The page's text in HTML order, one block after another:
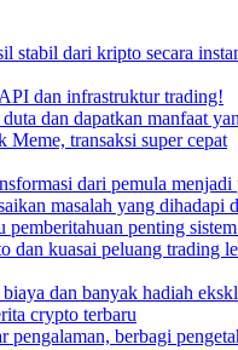
stabil dari kripto secara
dan infrastruktur trading!
duta dan dapatkan manfaat
Meme, transaksi super cepat
dari pemula menjadi
masalah yang dihadapi
pemberitahuan penting
dan kuasai peluang trading
dan banyak hadiah
crypto terbaru
pengalaman, berbagi